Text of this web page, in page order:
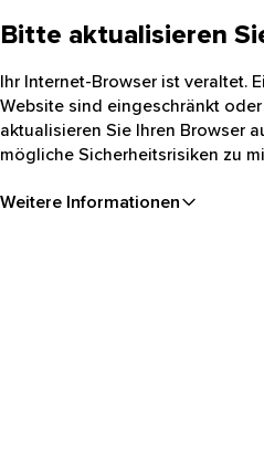
Bitte aktualisieren
Ihr Internet-Browser ist veraltet.
Website sind eingeschränkt
aktualisieren Sie Ihren Browser
mögliche Sicherheitsrisiken zu
Weitere Informationen